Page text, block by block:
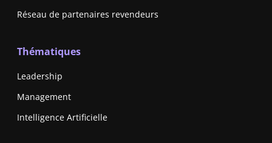
Réseau de partenaires revendeurs
Thématiques
Leadership
Management
Intelligence Artificielle